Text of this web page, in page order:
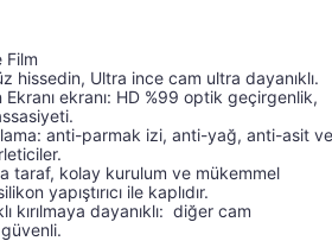
2.5D Yay kenarı: pürüzsüz
Film
hissedin, Ultra ince cam ultra dayanıklı.
ekranı: HD %99 optik geçirgenlik,
anti-parmak izi, anti-yağ, anti-asit ve
taraf, kolay kurulum ve mükemmel
yapıştırıcı ile kaplıdır.
kırılmaya dayanıklı:  diğer cam